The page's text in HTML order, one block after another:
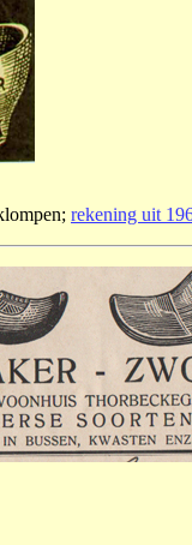
rekening uit